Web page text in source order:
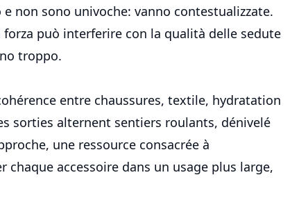
non sono univoche: vanno contestualizzate.
può interferire con la qualità delle sedute
troppo.
entre chaussures, textile, hydratation
sorties alternent sentiers roulants, dénivelé
une ressource consacrée à
chaque accessoire dans un usage plus large,